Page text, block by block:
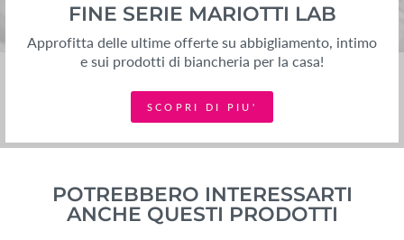
FINE SERIE MARIOTTI LAB
Approfitta delle ultime offerte su abbigliamento, intimo
e sui prodotti di biancheria per la casa!
SCOPRI DI PIU'
POTREBBERO INTERESSARTI
ANCHE QUESTI PRODOTTI